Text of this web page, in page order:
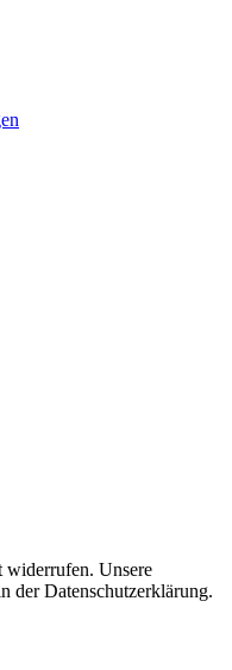
widerrufen. Unsere
der Datenschutzerklärung.